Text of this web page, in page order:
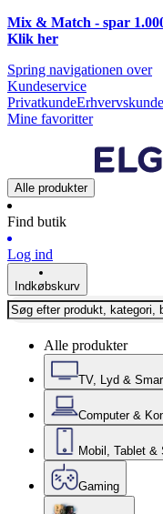
Mix & Match - spar
Klik her
Spring navigationen over
Kundeservice
PrivatkundeErhvervskunde
Mine favoritter
Alle produkter
Find butik
Log ind
Indkøbskurv
Alle produkter
TV, Lyd &
Computer &
Mobil, Tablet &
Gaming